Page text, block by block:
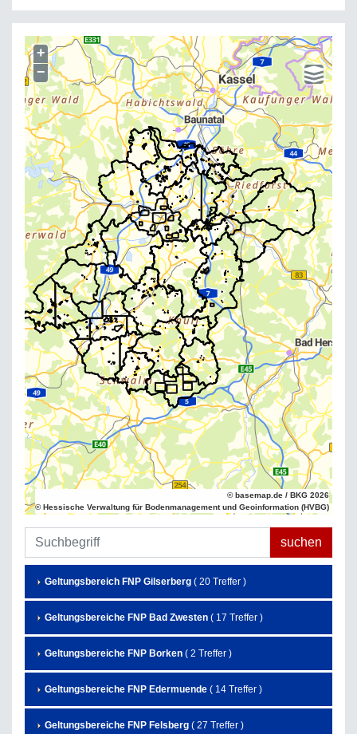
+
−
© basemap.de / BKG 2026
© Hessische Verwaltung für Bodenmanagement und Geoinformation (HVBG)
Geltungsbereich FNP Gilserberg ( 20 Treffer )
Geltungsbereiche FNP Bad Zwesten ( 17 Treffer )
Geltungsbereiche FNP Borken ( 2 Treffer )
Geltungsbereiche FNP Edermuende ( 14 Treffer )
Geltungsbereiche FNP Felsberg ( 27 Treffer )